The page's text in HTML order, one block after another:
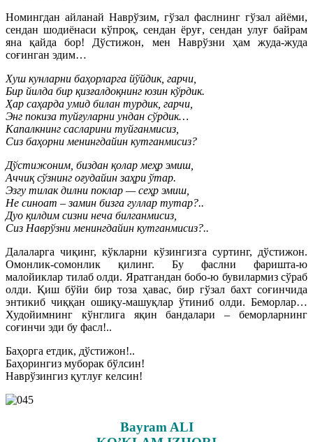
Номингдан айланай Наврўзим, гўзал фаслнинг гўзал айёми,
сендан шодиёнаси кўпроқ, сендан ёруғ, сендан улуғ байрам
яна қайда бор! Дўстижон, мен Наврўзни ҳам жуда-жуда
соғинган эдим…
Хуш кунларни баҳорларга йўйдик, гарчи,
Бир йилда бир қизғалдоқнинг юзин кўрдик.
Ҳар саҳарда умид билан турдик, гарчи,
Энг покиза туйғуларни ундан сўрдик…
Капалкнинг сасларини туйганмисиз,
Сиз баҳорни менингдайин кутганмисиз?
Дўстижоним, биздан қолар меҳр эмиш,
Аччиқ сўзнинг оғудайин заҳри ўтар.
Эзгу тилак дилни поклар — сеҳр эмиш,
Не синоат – замин бизга гуллар тутар?..
Дуо қилдим сизни неча билганмисиз,
Сиз Наврўзни менингдайин кутганмисиз?..
Далаларга чиқинг, кўкларни кўзингизга суртинг, дўстижон.
Омонлик-сомонлик қилинг. Бу фаслни фаришта-ю
малойиклар тилаб олди. Яратгандан бобо-ю бувилармиз сўраб
олди. Қиш бўйи бир тоза ҳавас, бир гўзал бахт соғинчида
энтикиб чиққан ошиқу-машуқлар ўтиниб олди. Беморлар…
Худойимнинг кўнглига яқин бандалари – беморларнинг
соғинчи эди бу фасл!..
Баҳорга етдик, дўстижон!..
Баҳорингиз муборак бўлсин!
Наврўзингиз қутлуғ келсин!
Bayram ALI